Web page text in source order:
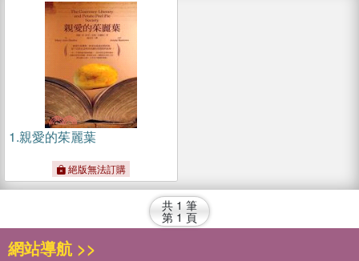
1.親愛的茱麗葉
絕版無法訂購
共 1 筆
第 1 頁
網站導航 >>